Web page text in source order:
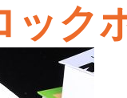
ック